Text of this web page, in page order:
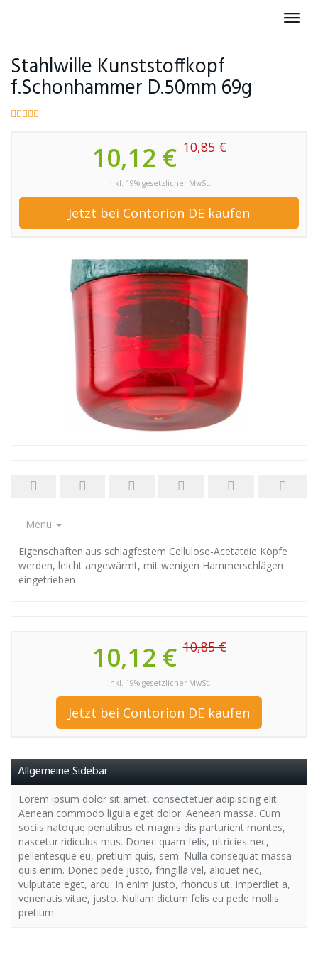
Stahlwille Kunststoffkopf
f.Schonhammer D.50mm 69g
10,12 €10,85 €
inkl. 19% gesetzlicher MwSt.
Jetzt bei Contorion DE kaufen
Menu
Eigenschaften:aus schlagfestem Cellulose-Acetatdie Köpfe
werden, leicht angewärmt, mit wenigen Hammerschlägen
eingetrieben
10,12 €10,85 €
inkl. 19% gesetzlicher MwSt.
Jetzt bei Contorion DE kaufen
Allgemeine Sidebar
Lorem ipsum dolor sit amet, consectetuer adipiscing elit.
Aenean commodo ligula eget dolor. Aenean massa. Cum
sociis natoque penatibus et magnis dis parturient montes,
nascetur ridiculus mus. Donec quam felis, ultricies nec,
pellentesque eu, pretium quis, sem. Nulla consequat massa
quis enim. Donec pede justo, fringilla vel, aliquet nec,
vulputate eget, arcu. In enim justo, rhoncus ut, imperdiet a,
venenatis vitae, justo. Nullam dictum felis eu pede mollis
pretium.